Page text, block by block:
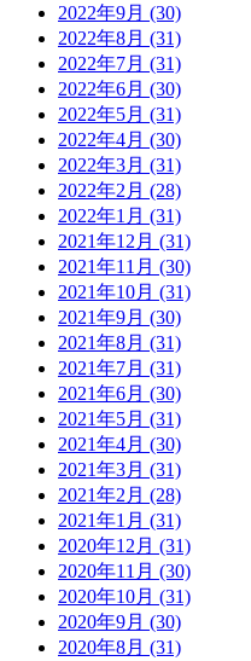
2022年9月 (30)
2022年8月 (31)
2022年7月 (31)
2022年6月 (30)
2022年5月 (31)
2022年4月 (30)
2022年3月 (31)
2022年2月 (28)
2022年1月 (31)
2021年12月 (31)
2021年11月 (30)
2021年10月 (31)
2021年9月 (30)
2021年8月 (31)
2021年7月 (31)
2021年6月 (30)
2021年5月 (31)
2021年4月 (30)
2021年3月 (31)
2021年2月 (28)
2021年1月 (31)
2020年12月 (31)
2020年11月 (30)
2020年10月 (31)
2020年9月 (30)
2020年8月 (31)